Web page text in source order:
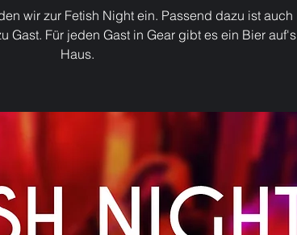
wir zur Fetish Night ein. Passend dazu ist auch
Gast. Für jeden Gast in Gear gibt es ein Bier auf's
Haus.